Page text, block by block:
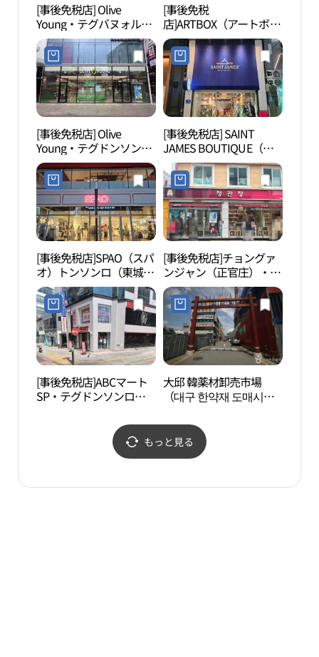
[事後免税店] Olive
Young・テグバヌォルダ
ン（大邱半月堂）店(올
리브영 대구반월당점)
[事後免税
店]ARTBOX（アートボッ
クス）・パヌォルダン
（半月堂）駅舎店(아트
박스 반월당역사점)
[事後免税店] Olive
Young・テグドンソンロ
グァンジャン（大邱東城
路広場）店(올리브영 대
구동성로광장점)
[事後免税店] SAINT
JAMES BOUTIQUE（セ
イントジェームスブティ
ック）・テグ（大邱）店
(세인트제임스 부티크 대
구)
[事後免税店]SPAO（スパ
オ）トンソンロ（東城
路）2号店(스파오 동성로
2호점)
[事後免税店]チョングァ
ンジャン（正官庄）・ヤ
ンニョンシ（薬令市）店
(정관장 약령시점)
[事後免税店]ABCマート
SP・テグドンソンロ
트 SP 대구동성로점)
大邱 韓薬材卸売市場
（대구 한약재 도매시
もっと見る